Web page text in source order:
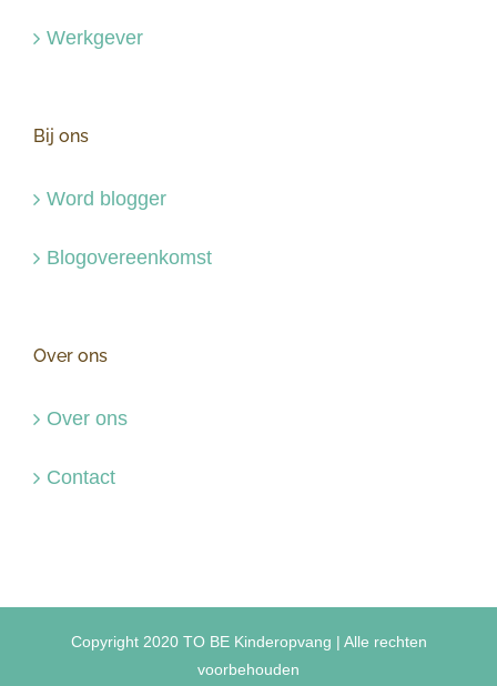
Werkgever
Bij ons
Word blogger
Blogovereenkomst
Over ons
Over ons
Contact
Copyright 2020 TO BE Kinderopvang | Alle rechten
voorbehouden